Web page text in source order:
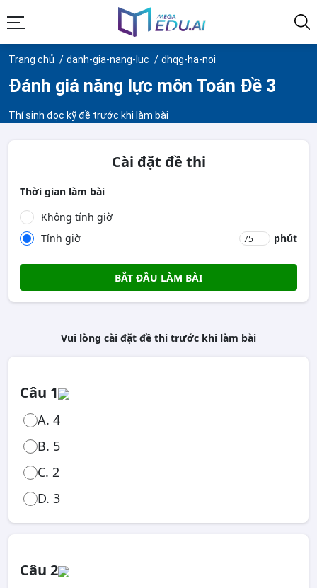
Trang chủ danh-gia-nang-luc dhqg-ha-noi
Đánh giá năng lực môn Toán Đề 3
Thí sinh đọc kỹ đề trước khi làm bài
Cài đặt đề thi
Thời gian làm bài
Không tính giờ
Tính giờ
phút
BẮT ĐẦU LÀM BÀI
Vui lòng cài đặt đề thi trước khi làm bài
Câu 1
A. 4
B. 5
C. 2
D. 3
Câu 2